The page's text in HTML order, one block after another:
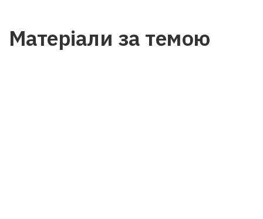
Матеріали за темою